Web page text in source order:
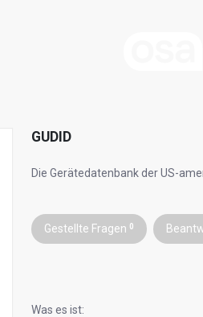
GUDID
Die Gerätedatenbank der US-
Gestellte Fragen 0
Was es ist: